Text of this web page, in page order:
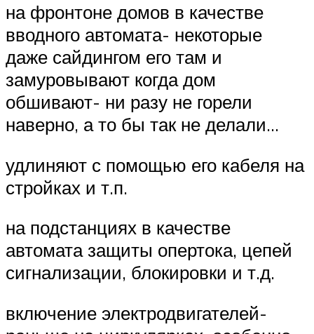
на фронтоне домов в качестве
вводного автомата- некоторые
даже сайдингом его там и
замуровывают когда дом
обшивают- ни разу не горели
наверно, а то бы так не делали…
удлиняют с помощью его кабеля на
стройках и т.п.
на подстанциях в качестве
автомата защиты опертока, цепей
сигнализации, блокировки и т.д.
включение электродвигателей-